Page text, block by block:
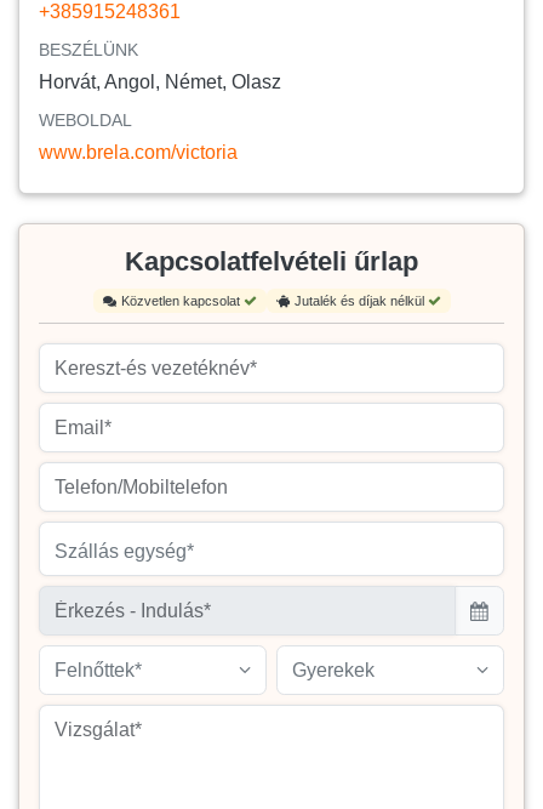
+385915248361
BESZÉLÜNK
Horvát, Angol, Német, Olasz
WEBOLDAL
www.brela.com/victoria
Kapcsolatfelvételi űrlap
Közvetlen kapcsolat Jutalék és díjak nélkül
Szállás egység*
Felnőttek* Gyerekek